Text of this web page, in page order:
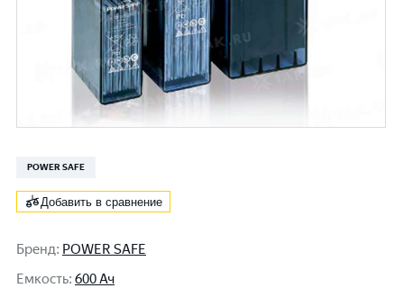
POWER SAFE
Добавить в сравнение
Бренд: POWER SAFE
Емкость: 600 Ач